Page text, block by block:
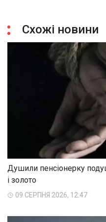
Схожі новини
Душили пенсіонерку
і золото
09 СЕРПНЯ 2026, 12:47